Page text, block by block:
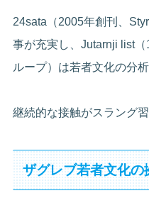
24sata（2005年創刊、
事が充実し、Jutarnji list
ループ）は若者文化の分
継続的な接触がスラング
ザグレブ若者文化の